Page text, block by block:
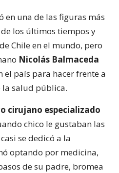
en una de las figuras más
los últimos tiempos y
Chile en el mundo, pero
Nicolás Balmaceda
el país para hacer frente a
la salud pública.
cirujano especializado
chico le gustaban las
se dedicó a la
optando por medicina,
de su padre, bromea